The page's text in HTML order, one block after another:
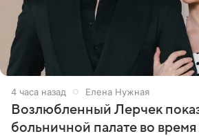
4 часа назад Елена Нужная
Возлюбленный Лерчек
больничной палате во